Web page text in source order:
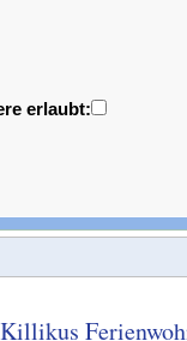
erlaubt: